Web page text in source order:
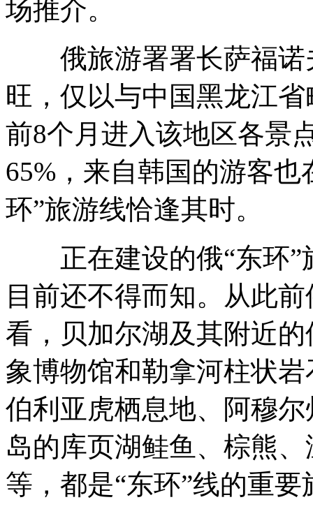
场推介。
俄旅游署署长萨福诺
旺，仅以与中国黑龙江
前8个月进入该地区各景
65%，来自韩国的游客
环”旅游线恰逢其时。
正在建设的俄“东环”
目前还不得而知。从此
看，贝加尔湖及其附近
象博物馆和勒拿河柱状
伯利亚虎栖息地、阿穆
岛的库页湖鲑鱼、棕熊
等，都是“东环”线的重要